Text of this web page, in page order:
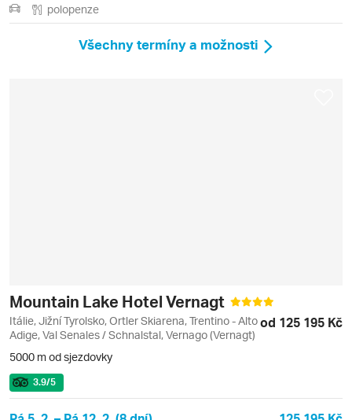
polopenze
Všechny termíny a možnosti
Mountain Lake Hotel Vernagt
Itálie, Jižní Tyrolsko, Ortler Skiarena, Trentino - Alto
Adige, Val Senales / Schnalstal, Vernago (Vernagt)
od 125 195 Kč
5000 m od sjezdovky
3.9/5